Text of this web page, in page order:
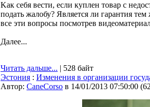
Kак себя вести, если куплен товар с
подать жалобу? Является ли гарантия
все эти вопросы посмотрев
Далее...
Читать дальше... | 528 байт
Эстония : Изменения в организации
Автор: CaneCorso в 14/01/2013 07:50:00 (